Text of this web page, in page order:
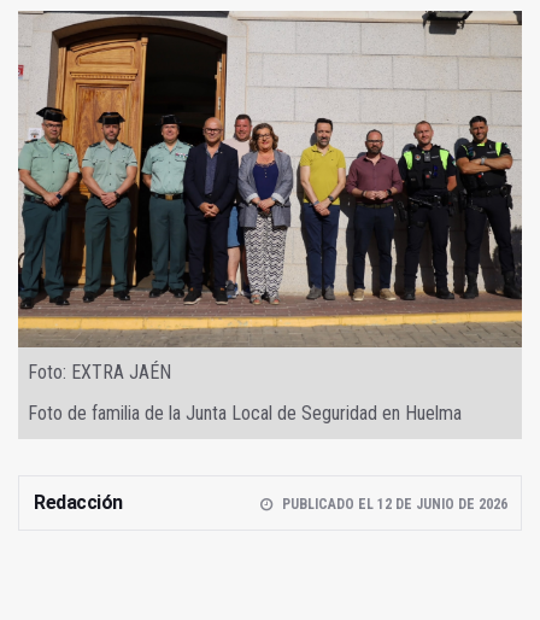
Foto: EXTRA JAÉN
Foto de familia de la Junta Local de Seguridad en Huelma
Redacción PUBLICADO EL 12 DE JUNIO DE 2026